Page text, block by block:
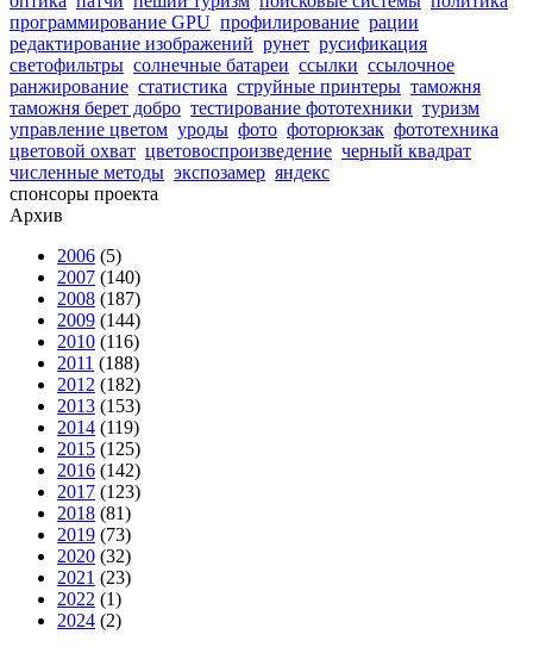
программирование GPU профилирование рации
редактирование изображений рунет русификация
светофильтры солнечные батареи ссылки ссылочное
ранжирование статистика струйные принтеры таможня
таможня берет добро тестирование фототехники туризм
управление цветом уроды фото фоторюкзак фототехника
цветовой охват цветовоспроизведение черный квадрат
численные методы экспозамер яндекс
спонсоры проекта
Архив
2006 (5)
2007 (140)
2008 (187)
2009 (144)
2010 (116)
2011 (188)
2012 (182)
2013 (153)
2014 (119)
2015 (125)
2016 (142)
2017 (123)
2018 (81)
2019 (73)
2020 (32)
2021 (23)
2022 (1)
2024 (2)